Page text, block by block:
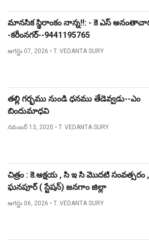
మానసిక స్థిరాంకం నాన్న!!: - కె ఎస్
-కరీంనగర్--9441195765
ఆగస్టు 07, 2026 • T. VEDANTA SURY
తల్లి గర్భము నుండి ధనము తేడెవ్వడు--ఎం
బిందుమాధవి
నవంబర్ 13, 2020 • T. VEDANTA SURY
చిత్రం : కె.అక్షయ , సి ఇ సి మొదటి సంవత్సరం ,
ఘనపూర్ ( స్టేషన్) జనగాం జిల్లా
ఆగస్టు 06, 2026 • T. VEDANTA SURY